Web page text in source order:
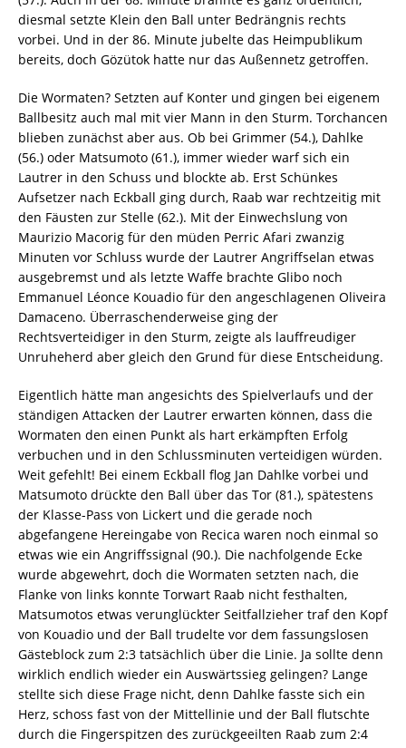
diesmal setzte Klein den Ball unter Bedrängnis rechts
vorbei. Und in der 86. Minute jubelte das Heimpublikum
bereits, doch Gözütok hatte nur das Außennetz getroffen.
Die Wormaten? Setzten auf Konter und gingen bei eigenem
Ballbesitz auch mal mit vier Mann in den Sturm. Torchancen
blieben zunächst aber aus. Ob bei Grimmer (54.), Dahlke
(56.) oder Matsumoto (61.), immer wieder warf sich ein
Lautrer in den Schuss und blockte ab. Erst Schünkes
Aufsetzer nach Eckball ging durch, Raab war rechtzeitig mit
den Fäusten zur Stelle (62.). Mit der Einwechslung von
Maurizio Macorig für den müden Perric Afari zwanzig
Minuten vor Schluss wurde der Lautrer Angriffselan etwas
ausgebremst und als letzte Waffe brachte Glibo noch
Emmanuel Léonce Kouadio für den angeschlagenen Oliveira
Damaceno. Überraschenderweise ging der
Rechtsverteidiger in den Sturm, zeigte als lauffreudiger
Unruheherd aber gleich den Grund für diese Entscheidung.
Eigentlich hätte man angesichts des Spielverlaufs und der
ständigen Attacken der Lautrer erwarten können, dass die
Wormaten den einen Punkt als hart erkämpften Erfolg
verbuchen und in den Schlussminuten verteidigen würden.
Weit gefehlt! Bei einem Eckball flog Jan Dahlke vorbei und
Matsumoto drückte den Ball über das Tor (81.), spätestens
der Klasse-Pass von Lickert und die gerade noch
abgefangene Hereingabe von Recica waren noch einmal so
etwas wie ein Angriffssignal (90.). Die nachfolgende Ecke
wurde abgewehrt, doch die Wormaten setzten nach, die
Flanke von links konnte Torwart Raab nicht festhalten,
Matsumotos etwas verunglückter Seitfallzieher traf den Kopf
von Kouadio und der Ball trudelte vor dem fassungslosen
Gästeblock zum 2:3 tatsächlich über die Linie. Ja sollte denn
wirklich endlich wieder ein Auswärtssieg gelingen? Lange
stellte sich diese Frage nicht, denn Dahlke fasste sich ein
Herz, schoss fast von der Mittellinie und der Ball flutschte
durch die Fingerspitzen des zurückgeeilten Raab zum 2:4